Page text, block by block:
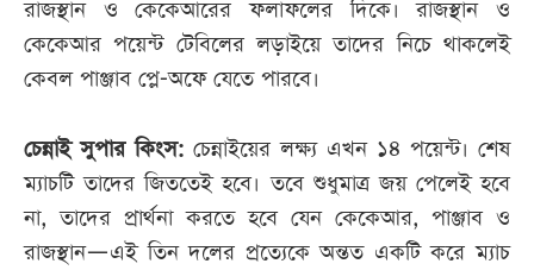
রাজস্থান ও কেকেআরের ফলাফলের দিকে। রাজস্থান ও
কেকেআর পয়েন্ট টেবিলের লড়াইয়ে তাদের নিচে থাকলেই
কেবল পাঞ্জাব প্লে-অফে যেতে পারবে।
চেন্নাই সুপার কিংস: চেন্নাইয়ের লক্ষ্য এখন ১৪ পয়েন্ট। শেষ
ম্যাচটি তাদের জিততেই হবে। তবে শুধুমাত্র জয় পেলেই হবে
না, তাদের প্রার্থনা করতে হবে যেন কেকেআর, পাঞ্জাব ও
রাজস্থান—এই তিন দলের প্রত্যেকে অন্তত একটি করে ম্যাচ